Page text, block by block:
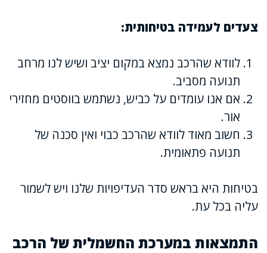
צעדים לעמידה בטיחותית:
לוודא שהרכב נמצא במקום יציב ושיש לנו מרחב
תנועה מסביב.
אם אנו עומדים על כביש, נשתמש בווסטים מחזירי
אור.
חשוב מאוד לוודא שהרכב כבוי ואין סכנה של
תנועה פתאומית.
בטיחות היא בראש סדר העדיפויות שלנו ויש לשמור
עליה בכל עת.
התמצאות במערכת החשמלית של הרכב